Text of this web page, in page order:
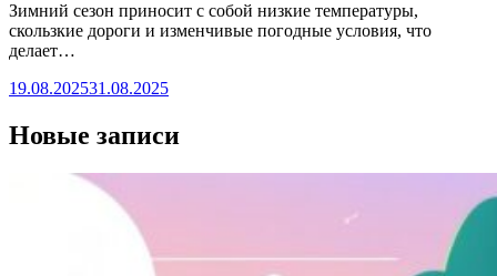
Зимний сезон приносит с собой низкие температуры,
скользкие дороги и изменчивые погодные условия, что
делает…
19.08.202531.08.2025
Новые записи